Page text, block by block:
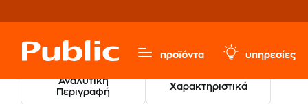
προϊόντα υπηρεσίες
Αναλυτική
Περιγραφή
Χαρακτηριστικά